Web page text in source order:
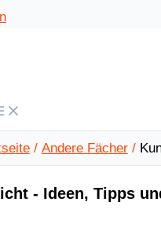
Andere Fächer
- Ideen, Tipps